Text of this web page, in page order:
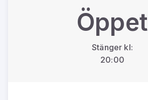
Öppet
Stänger kl:
20:00